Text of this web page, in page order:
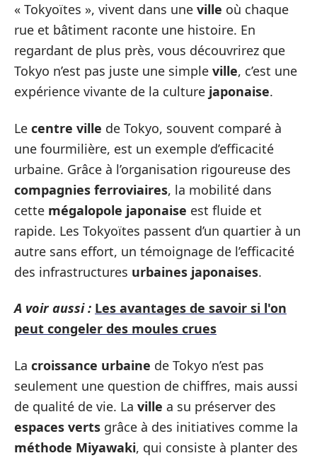
« Tokyoïtes », vivent dans une ville où chaque
rue et bâtiment raconte une histoire. En
regardant de plus près, vous découvrirez que
Tokyo n’est pas juste une simple ville, c’est une
expérience vivante de la culture japonaise.
Le centre ville de Tokyo, souvent comparé à
une fourmilière, est un exemple d’efficacité
urbaine. Grâce à l’organisation rigoureuse des
compagnies ferroviaires, la mobilité dans
cette mégalopole japonaise est fluide et
rapide. Les Tokyoïtes passent d’un quartier à un
autre sans effort, un témoignage de l’efficacité
des infrastructures urbaines japonaises.
A voir aussi : Les avantages de savoir si l'on
peut congeler des moules crues
La croissance urbaine de Tokyo n’est pas
seulement une question de chiffres, mais aussi
de qualité de vie. La ville a su préserver des
espaces verts grâce à des initiatives comme la
méthode Miyawaki, qui consiste à planter des